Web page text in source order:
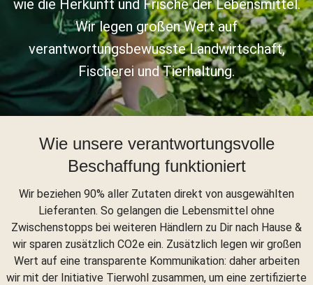
wie die Herkunft und Frische der Lebensmittel.
Wir legen großen Wert auf
verantwortungsbewusste Landwirtschaft,
Fischerei und Tierhaltung.
Wie unsere verantwortungsvolle
Beschaffung funktioniert
Wir beziehen 90% aller Zutaten direkt von ausgewählten
Lieferanten. So gelangen die Lebensmittel ohne
Zwischenstopps bei weiteren Händlern zu Dir nach Hause &
wir sparen zusätzlich CO2e ein. Zusätzlich legen wir großen
Wert auf eine transparente Kommunikation: daher arbeiten
wir mit der Initiative Tierwohl zusammen, um eine zertifizierte